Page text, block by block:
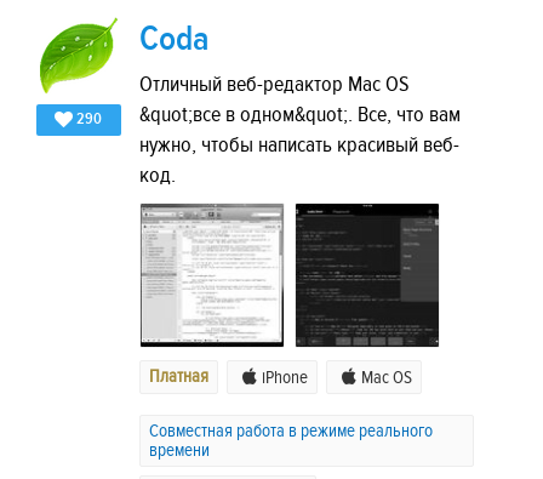
290
Coda
Отличный веб-редактор Mac OS
&quot;все в одном&quot;. Все, что вам
нужно, чтобы написать красивый веб-
код.
Платная iPhone Mac OS
Совместная работа в режиме реального
времени